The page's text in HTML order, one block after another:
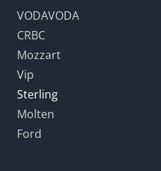
VODAVODA
CRBC
Mozzart
Vip
Sterling
Molten
Ford